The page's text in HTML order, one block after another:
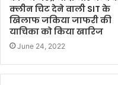
क्‍लीन चिट देने वाली SIT के
खिलाफ जकिया जाफरी की
याचिका को किया खारिज
June 24, 2022